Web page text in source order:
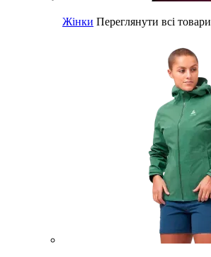
Жінки Переглянути всі товари